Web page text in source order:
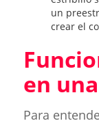
un
crear el
en
Para